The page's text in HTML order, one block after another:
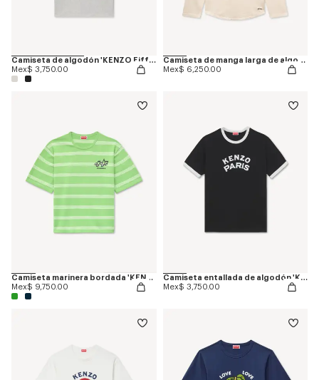
Camiseta de algodón 'KENZO Eiffel Tower Design'
Mex$ 3,750.00
Camiseta de manga larga de algodón 'KENZO Varsity'
Mex$ 6,250.00
Camiseta marinera bordada 'KENZO Sounds' de algodón ligero
Mex$ 9,750.00
Camiseta entallada de algodón 'KENZO Paris Emblem'
Mex$ 3,750.00